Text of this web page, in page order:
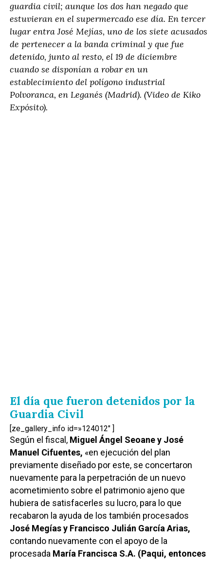
guardia civil; aunque los dos han negado que
estuvieran en el supermercado ese día. En tercer
lugar entra José Mejías, uno de los siete acusados
de pertenecer a la banda criminal y que fue
detenido, junto al resto, el 19 de diciembre
cuando se disponían a robar en un
establecimiento del polígono industrial
Polvoranca, en Leganés (Madrid). (Video de Kiko
Expósito).
El día que fueron detenidos por la
Guardia Civil
[ze_gallery_info id=»124012″ ]
Según el fiscal, Miguel Ángel Seoane y José
Manuel Cifuentes, «en ejecución del plan
previamente diseñado por este, se concertaron
nuevamente para la perpetración de un nuevo
acometimiento sobre el patrimonio ajeno que
hubiera de satisfacerles su lucro, para lo que
recabaron la ayuda de los también procesados
José Megías y Francisco Julián García Arias,
contando nuevamente con el apoyo de la
procesada María Francisca S.A. (Paqui, entonces